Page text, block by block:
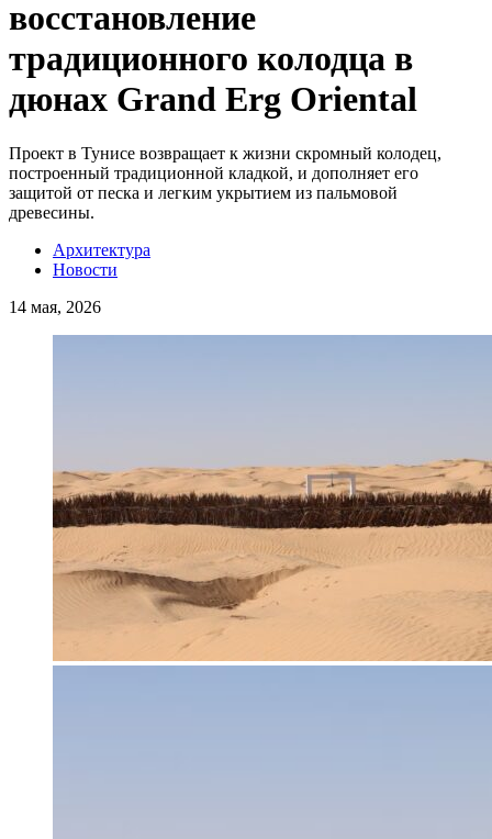
восстановление
традиционного колодца в
дюнах Grand Erg Oriental
Проект в Тунисе возвращает к жизни скромный колодец,
построенный традиционной кладкой, и дополняет его
защитой от песка и легким укрытием из пальмовой
древесины.
Архитектура
Новости
14 мая, 2026